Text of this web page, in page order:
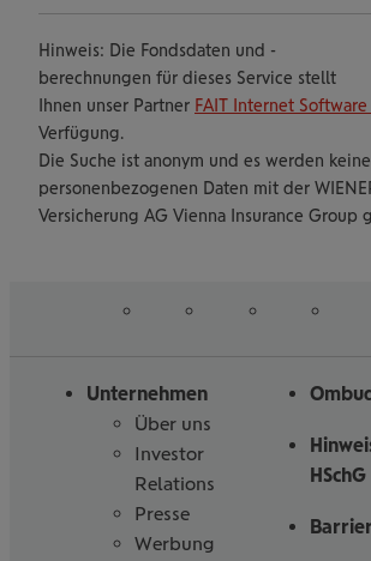
Hinweis: Die Fondsdaten und -
berechnungen für dieses Service stellt
Ihnen unser Partner FAIT Internet
Verfügung.
Die Suche ist anonym und es werden keine
personenbezogenen Daten mit der
Versicherung AG Vienna Insurance Group
Unternehmen
Über uns
Investor
Relations
Presse
Werbung
HSchG
uns